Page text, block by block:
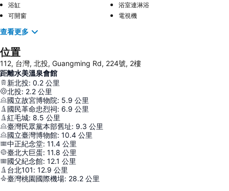
浴缸
浴室連淋浴
可開窗
電視機
查看更多
位置
112, 台灣, 北投, Guangming Rd, 224號, 2樓
距離水美溫泉會館
新北投: 0.2 公里
北投: 2.2 公里
國立故宮博物院: 5.9 公里
國民革命忠烈祠: 6.9 公里
紅毛城: 8.5 公里
臺灣民眾黨本部舊址: 9.3 公里
國立臺灣博物館: 10.4 公里
中正紀念堂: 11.4 公里
臺北大巨蛋: 11.8 公里
國父紀念館: 12.1 公里
台北101: 12.9 公里
臺灣桃園國際機場: 28.2 公里